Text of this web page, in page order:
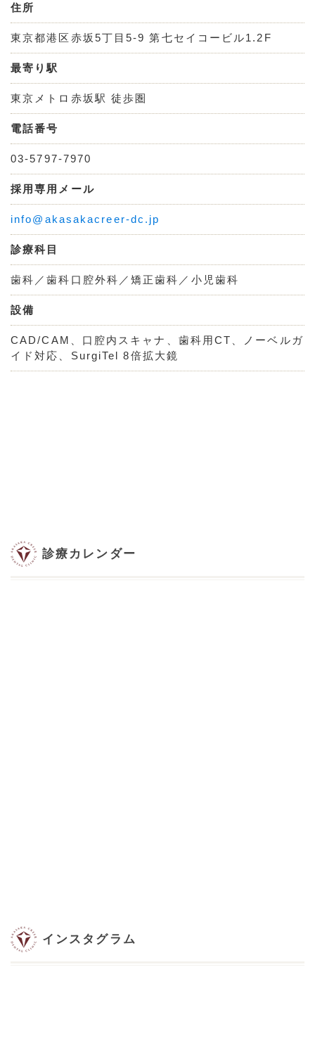
住所
東京都港区赤坂5丁目5-9 第七セイコービル1.2F
最寄り駅
東京メトロ赤坂駅 徒歩圏
電話番号
03-5797-7970
採用専用メール
info@akasakacreer-dc.jp
診療科目
歯科／歯科口腔外科／矯正歯科／小児歯科
設備
CAD/CAM、口腔内スキャナ、歯科用CT、ノーベルガ
イド対応、SurgiTel 8倍拡大鏡
診療カレンダー
インスタグラム